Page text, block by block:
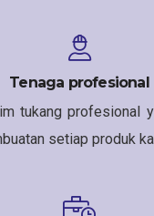
Tenaga profesional
tukang profesional
setiap produk